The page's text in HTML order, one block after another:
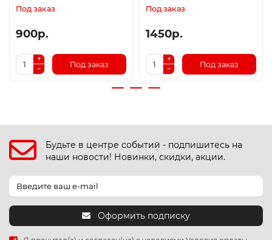
Под заказ
900р.
Под заказ
Под заказ
1450р.
Под заказ
Будьте в центре событий - подпишитесь на
наши новости! Новинки, скидки, акции.
Оформить подписку